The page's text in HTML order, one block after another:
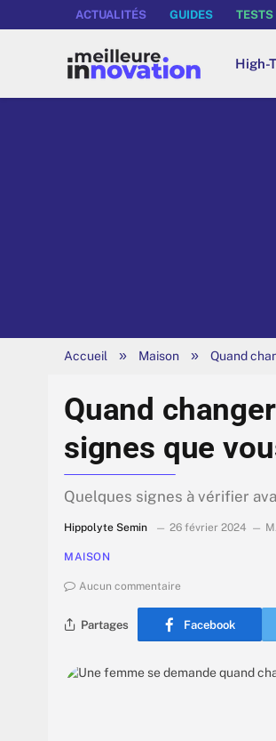
ACTUALITÉS GUIDES TESTS
High-
Accueil » Maison » Quand
Quand
signes que
Quelques signes à vérifier
Hippolyte Semin 26 février 2024
MAISON
Aucun commentaire
Partages Facebook